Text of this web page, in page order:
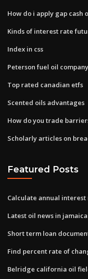
How do i apply gap cash
Kinds of interest rate
Index in css
Peterson fuel oil
Top rated canadian etfs
Scented oils advantages
How do you trade
Scholarly articles on
Featured Posts
Calculate annual
Latest oil news in jamaica
Short term loan
Find percent rate of
Belridge california oil